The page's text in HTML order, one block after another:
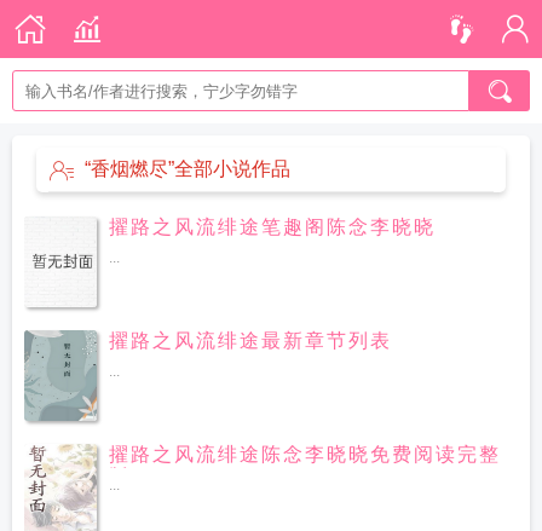
“香烟燃尽”全部小说作品
擢路之风流绯途笔趣阁陈念李晓晓
...
擢路之风流绯途最新章节列表
...
擢路之风流绯途陈念李晓晓免费阅读完整
...